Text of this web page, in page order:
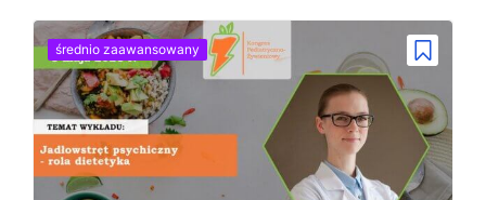
średnio zaawansowany